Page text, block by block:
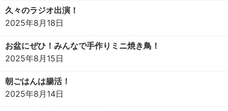
久々のラジオ出演！
2025年8月18日
お盆にぜひ！みんなで手作りミニ焼き鳥！
2025年8月15日
朝ごはんは腸活！
2025年8月14日